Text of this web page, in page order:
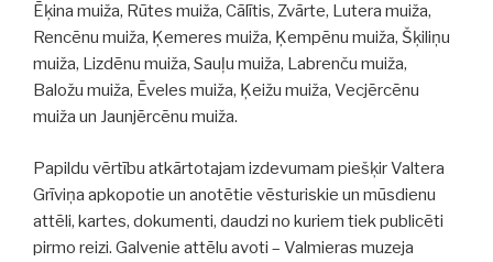
Ēķina muiža, Rūtes muiža, Cālītis, Zvārte, Lutera muiža,
Rencēnu muiža, Ķemeres muiža, Ķempēnu muiža, Šķiliņu
muiža, Lizdēnu muiža, Sauļu muiža, Labrenču muiža,
Baložu muiža, Ēveles muiža, Ķeižu muiža, Vecjērcēnu
muiža un Jaunjērcēnu muiža.
Papildu vērtību atkārtotajam izdevumam piešķir Valtera
Grīviņa apkopotie un anotētie vēsturiskie un mūsdienu
attēli, kartes, dokumenti, daudzi no kuriem tiek publicēti
pirmo reizi. Galvenie attēlu avoti – Valmieras muzeja